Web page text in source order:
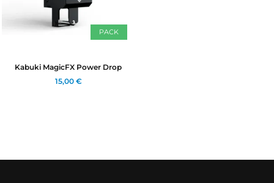
PACK
Kabuki MagicFX Power Drop
15,00 €